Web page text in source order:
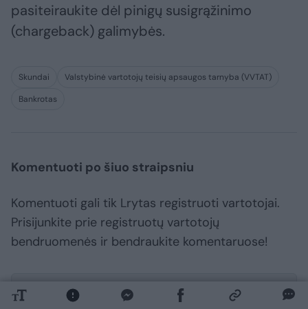
pasiteiraukite dėl pinigų susigrąžinimo
(chargeback) galimybės.
Skundai
Valstybinė vartotojų teisių apsaugos tarnyba (VVTAT)
Bankrotas
Komentuoti po šiuo straipsniu
Komentuoti gali tik Lrytas registruoti vartotojai.
Prisijunkite prie registruotų vartotojų
bendruomenės ir bendraukite komentaruose!
Rodyti komentarus